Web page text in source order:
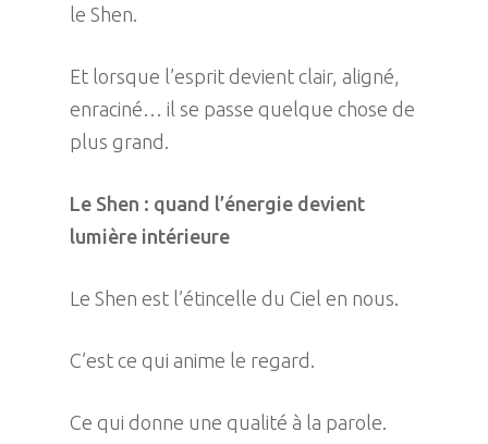
le Shen.
Et lorsque l’esprit devient clair, aligné,
enraciné… il se passe quelque chose de
plus grand.
Le Shen : quand l’énergie devient
lumière intérieure
Le Shen est l’étincelle du Ciel en nous.
C’est ce qui anime le regard.
Ce qui donne une qualité à la parole.